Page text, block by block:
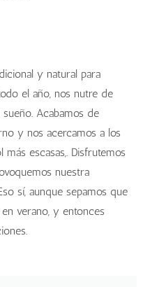
y natural para
el año, nos nutre de
Acabamos de
y nos acercamos a los
escasas,. Disfrutemos
nuestra
sí, aunque sepamos que
en verano, y entonces